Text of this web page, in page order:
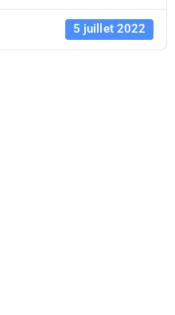
5 juillet 2022